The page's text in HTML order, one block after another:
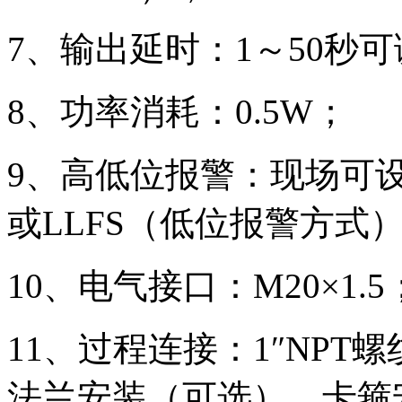
7、输出延时：1～50秒
8、功率消耗：0.5W；
9、高低位报警：现场可
或LLFS（低位报警方式
10、电气接口：M20×1.5
11、过程连接：1″NPT